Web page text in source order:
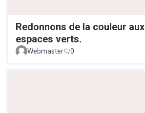
Redonnons de la couleur aux
espaces verts.
Webmaster 0